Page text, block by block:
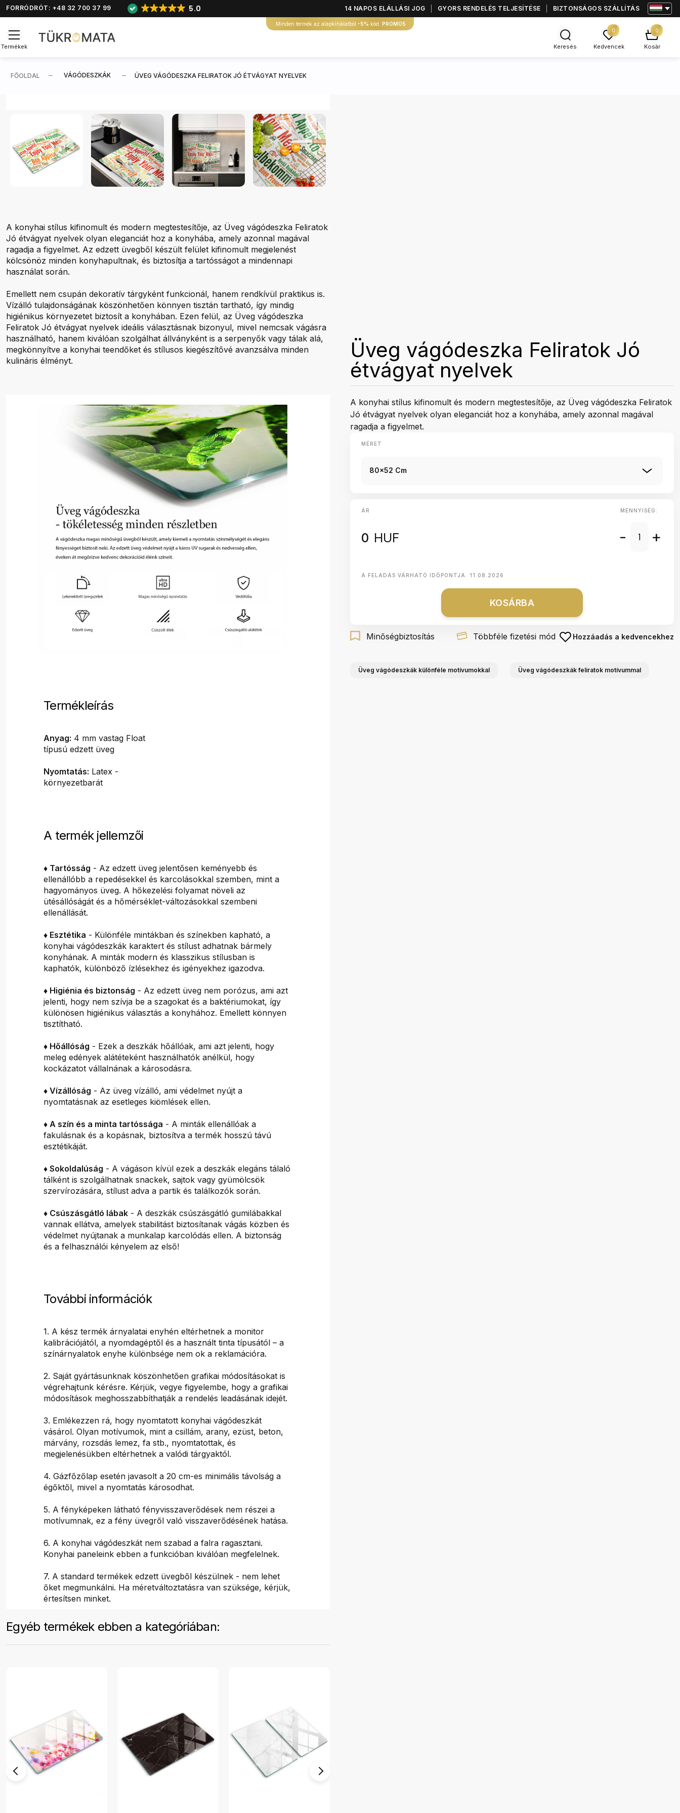
FORRÓDRÓT: +48 32 700 37 99 5.0 14 NAPOS ELÁLLÁSI JOG GYORS RENDELÉS TELJESÍTÉSE BIZTONSÁGOS SZÁLLÍTÁS
Minden termék az alapkínálatból -5% kód: PROMO5
Termékek Keresés
0
Kedvencek
0
Kosár
FŐOLDAL VÁGÓDESZKÁK ÜVEG VÁGÓDESZKA FELIRATOK JÓ ÉTVÁGYAT NYELVEK
A konyhai stílus kifinomult és modern megtestesítője, az Üveg vágódeszka Feliratok
Jó étvágyat nyelvek olyan eleganciát hoz a konyhába, amely azonnal magával
ragadja a figyelmet. Az edzett üvegből készült felület kifinomult megjelenést
kölcsönöz minden konyhapultnak, és biztosítja a tartósságot a mindennapi
használat során.
Emellett nem csupán dekoratív tárgyként funkcionál, hanem rendkívül praktikus is.
Vízálló tulajdonságának köszönhetően könnyen tisztán tartható, így mindig
higiénikus környezetet biztosít a konyhában. Ezen felül, az Üveg vágódeszka
Feliratok Jó étvágyat nyelvek ideális választásnak bizonyul, mivel nemcsak vágásra
használható, hanem kiválóan szolgálhat állványként is a serpenyők vagy tálak alá,
megkönnyítve a konyhai teendőket és stílusos kiegészítővé avanzsálva minden
kulináris élményt.
Termékleírás
Anyag: 4 mm vastag Float
típusú edzett üveg
Nyomtatás: Latex -
környezetbarát
A termék jellemzői
♦ Tartósság - Az edzett üveg jelentősen keményebb és
ellenállóbb a repedésekkel és karcolásokkal szemben, mint a
hagyományos üveg. A hőkezelési folyamat növeli az
ütésállóságát és a hőmérséklet-változásokkal szembeni
ellenállását.
♦ Esztétika - Különféle mintákban és színekben kapható, a
konyhai vágódeszkák karaktert és stílust adhatnak bármely
konyhának. A minták modern és klasszikus stílusban is
kaphatók, különböző ízlésekhez és igényekhez igazodva.
♦ Higiénia és biztonság - Az edzett üveg nem porózus, ami azt
jelenti, hogy nem szívja be a szagokat és a baktériumokat, így
különösen higiénikus választás a konyhához. Emellett könnyen
tisztítható.
♦ Hőállóság - Ezek a deszkák hőállóak, ami azt jelenti, hogy
meleg edények alátéteként használhatók anélkül, hogy
kockázatot vállalnának a károsodásra.
♦ Vízállóság - Az üveg vízálló, ami védelmet nyújt a
nyomtatásnak az esetleges kiömlések ellen.
♦ A szín és a minta tartóssága - A minták ellenállóak a
fakulásnak és a kopásnak, biztosítva a termék hosszú távú
esztétikáját.
♦ Sokoldalúság - A vágáson kívül ezek a deszkák elegáns tálaló
tálként is szolgálhatnak snackek, sajtok vagy gyümölcsök
szervírozására, stílust adva a partik és találkozók során.
♦ Csúszásgátló lábak - A deszkák csúszásgátló gumilábakkal
vannak ellátva, amelyek stabilitást biztosítanak vágás közben és
védelmet nyújtanak a munkalap karcolódás ellen. A biztonság
és a felhasználói kényelem az első!
További információk
1. A kész termék árnyalatai enyhén eltérhetnek a monitor
kalibrációjától, a nyomdagéptől és a használt tinta típusától – a
színárnyalatok enyhe különbsége nem ok a reklamációra.
2. Saját gyártásunknak köszönhetően grafikai módosításokat is
végrehajtunk kérésre. Kérjük, vegye figyelembe, hogy a grafikai
módosítások meghosszabbíthatják a rendelés leadásának idejét.
3. Emlékezzen rá, hogy nyomtatott konyhai vágódeszkát
vásárol. Olyan motívumok, mint a csillám, arany, ezüst, beton,
márvány, rozsdás lemez, fa stb., nyomtatottak, és
megjelenésükben eltérhetnek a valódi tárgyaktól.
4. Gázfőzőlap esetén javasolt a 20 cm-es minimális távolság a
égőktől, mivel a nyomtatás károsodhat.
5. A fényképeken látható fényvisszaverődések nem részei a
motívumnak, ez a fény üvegről való visszaverődésének hatása.
6. A konyhai vágódeszkát nem szabad a falra ragasztani.
Konyhai paneleink ebben a funkcióban kiválóan megfelelnek.
7. A standard termékek edzett üvegből készülnek - nem lehet
őket megmunkálni. Ha méretváltoztatásra van szüksége, kérjük,
értesítsen minket.
Egyéb termékek ebben a kategóriában:
Üveg vágódeszka Feliratok Jó
étvágyat nyelvek
A konyhai stílus kifinomult és modern megtestesítője, az Üveg vágódeszka Feliratok
Jó étvágyat nyelvek olyan eleganciát hoz a konyhába, amely azonnal magával
ragadja a figyelmet.
MÉRET
80x52 Cm
ÁR
0 HUF
MENNYISÉG:
- +
A FELADÁS VÁRHATÓ IDŐPONTJA: 11.08.2026
KOSÁRBA
Minőségbiztosítás Többféle fizetési mód Hozzáadás a kedvencekhez
Üveg vágódeszkák különféle motívumokkal Üveg vágódeszkák feliratok motívummal